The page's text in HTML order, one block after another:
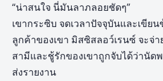
“น่าสนใจ นี่มันลาภลอยชัดๆ”
เขากระซิบ จดเวลาปัจจุบันและเขี
ลูกค้าของเขา มิสซิสลอว์เรนซ์ จะจ่
สามีและชู้รักของเขาถูกจับได้ว่านั
ส่งรายงาน